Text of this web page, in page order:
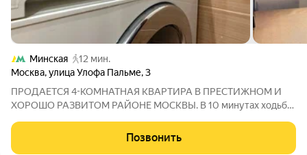
Минская
12 мин.
Москва,улица Улофа Пальме,3
ПРОДАЕТСЯ 4-КОМНАТНАЯ КВАРТИРА В ПРЕСТИЖНОМ И
ХОРОШО РАЗВИТОМ РАЙОНЕ МОСКВЫ. В 10 минутах ходьбы
Квартира в доме, который был построен для сотрудников
посольства. Находится на комфортном этаже, с
Позвонить